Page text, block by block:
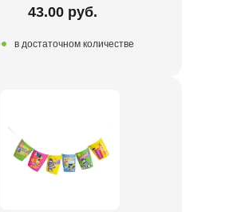
43.00 руб.
в достаточном количестве